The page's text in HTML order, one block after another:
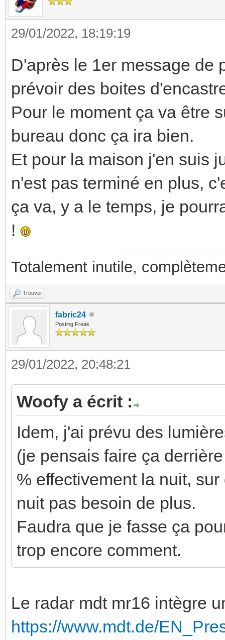
29/01/2022, 18:19:19
D'après le 1er message de
prévoir des boites
Pour le moment ça va être
bureau donc ça ira bien.
Et pour la maison j'en suis
n'est pas terminé en plus,
ça va, y a le temps, je
!
Totalement inutile,
Trouver
fabric24
Posting Freak
29/01/2022, 20:48:21
Woofy a écrit :
Idem, j'ai prévu des
(je pensais faire ça
% effectivement la nuit,
nuit pas besoin de plus.
Faudra que je fasse ça
trop encore comment.
Le radar mdt mr16 intègre
https://www.mdt.de/